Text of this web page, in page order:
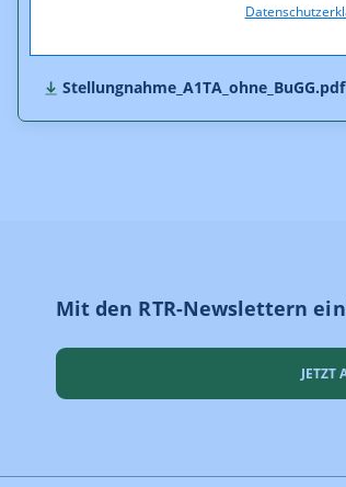
Mit den RTR-Newslettern
JETZT